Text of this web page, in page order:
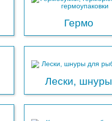
Гермо
Лески, шнуры